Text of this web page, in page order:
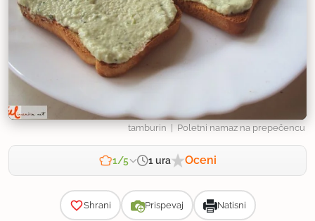
tamburin | Poletni namaz na prepečencu
1/5 1 ura Oceni
Shrani Prispevaj Natisni